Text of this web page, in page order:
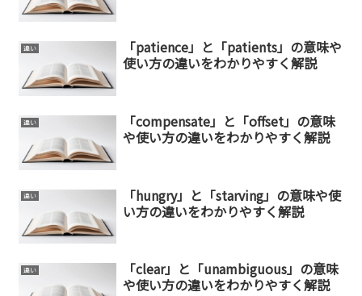
違い
「patience」と「patients」の意味や
使い方の違いをわかりやすく解説
違い
「compensate」と「offset」の意味
や使い方の違いをわかりやすく解説
違い
「hungry」と「starving」の意味や使
い方の違いをわかりやすく解説
違い
「clear」と「unambiguous」の意味
や使い方の違いをわかりやすく解説